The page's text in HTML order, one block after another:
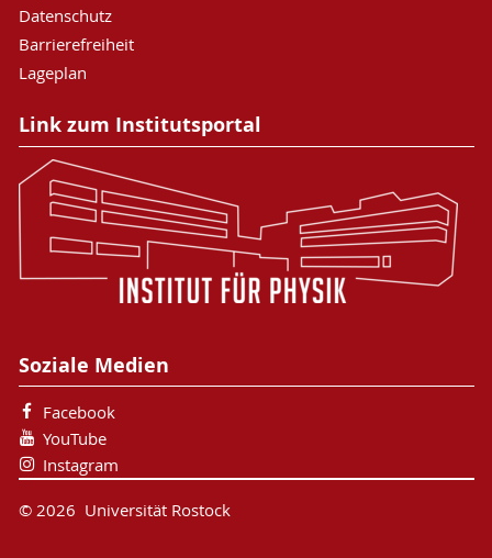
Datenschutz
Barrierefreiheit
Lageplan
Link zum Institutsportal
Soziale Medien
Facebook
YouTube
Instagram
© 2026 Universität Rostock